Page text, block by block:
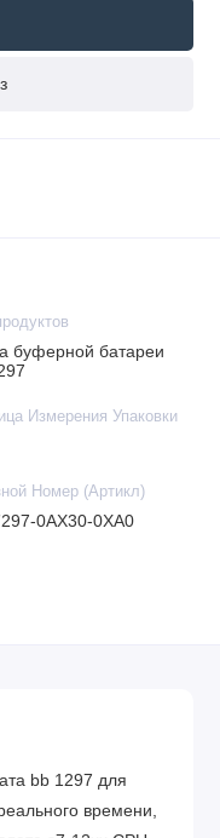
буферной батареи
Измерения Упаковки
Номер (Артикл)
0AX30-0XA0
bb 1297 для
времени,